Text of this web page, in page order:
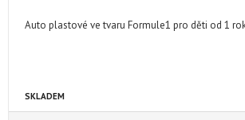
Auto plastové ve tvaru Formule1 pro děti od 1
SKLADEM